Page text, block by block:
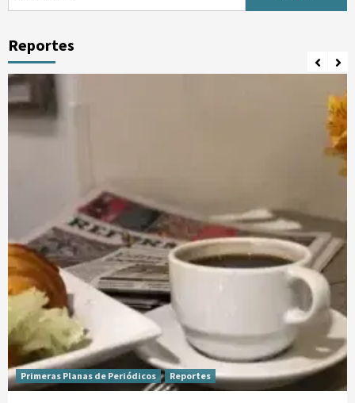
Reportes
Primeras Planas de Periódicos Reportes